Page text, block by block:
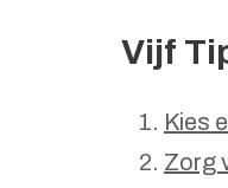
Vijf
Kies
Zorg